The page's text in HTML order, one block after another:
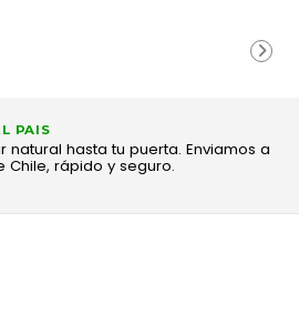
PAIS
natural hasta tu puerta. Enviamos a
Chile, rápido y seguro.